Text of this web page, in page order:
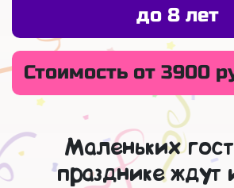
до 8 лет
Стоимость от 3900
Маленьких
празднике ждут